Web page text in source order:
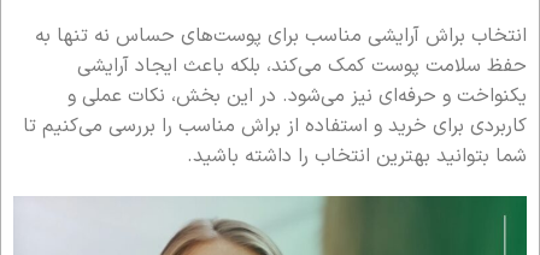
انتخاب براش آرایشی مناسب برای پوست‌های حساس نه تنها به
حفظ سلامت پوست کمک می‌کند، بلکه باعث ایجاد آرایشی
یکنواخت و حرفه‌ای نیز می‌شود. در این بخش، نکات عملی و
کاربردی برای خرید و استفاده از براش مناسب را بررسی می‌کنیم تا
شما بتوانید بهترین انتخاب را داشته باشید.